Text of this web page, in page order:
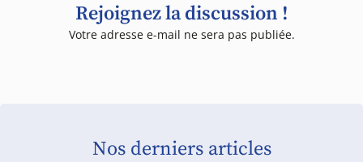
Rejoignez la discussion !
Votre adresse e-mail ne sera pas publiée.
Nos derniers articles